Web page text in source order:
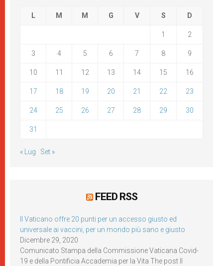
L M M G V S D
1 2
3 4 5 6 7 8 9
10 11 12 13 14 15 16
17 18 19 20 21 22 23
24 25 26 27 28 29 30
31
« Lug Set »
FEED RSS
Il Vaticano offre 20 punti per un accesso giusto ed
universale ai vaccini, per un mondo più sano e giusto
Dicembre 29, 2020
Comunicato Stampa della Commissione Vaticana Covid-
19 e della Pontificia Accademia per la Vita The post Il